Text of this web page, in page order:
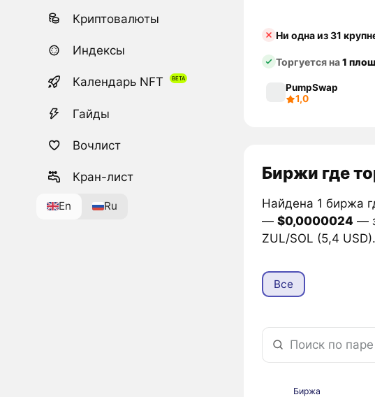
Криптовалюты
Индексы
Календарь NFT
Гайды
Вочлист
Кран-лист
En Ru
Ни одна из 31
Торгуется на1
PumpSwap
1,0
Биржи где
Найдена 1 биржа
— $0,0000024 —
ZUL/SOL (5,4 USD).
Все
Биржа